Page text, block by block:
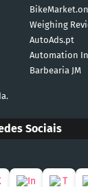
Weighing
AutoAds.pt
Automation
Barbearia JM
Sociais